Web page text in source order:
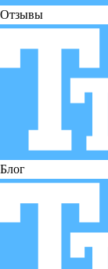
Отзывы
Блог